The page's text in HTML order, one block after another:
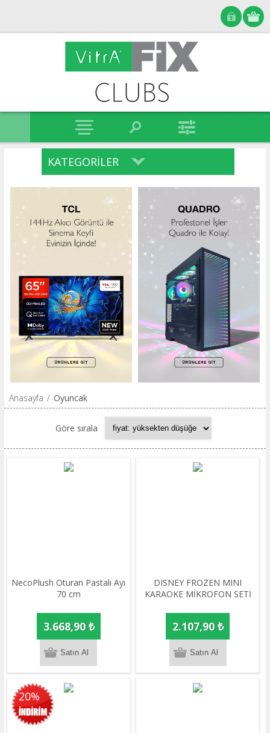
KATEGORILER
Anasayfa / Oyuncak
Göre sırala
NecoPlush Oturan Pastalı Ayı
70 cm
3.668,90 ₺
DISNEY FROZEN MINI
KARAOKE MİKROFON SETİ
2.107,90 ₺
20%